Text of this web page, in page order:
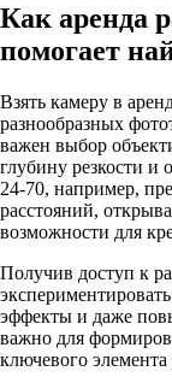
Как аренда
помогает
Взять камеру в
разнообразных
важен выбор
глубину резкости и
24-70, например,
расстояний,
возможности для
Получив доступ к
эффекты и даже
важно для
ключевого